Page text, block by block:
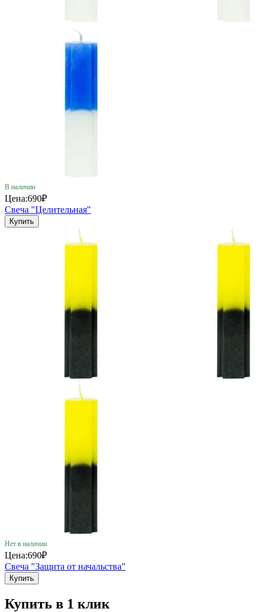
В наличии
Цена:690₽
Свеча "Целительная"
Купить
Нет в наличии
Цена:690₽
Свеча "Защита от начальства"
Купить
Купить в 1 клик